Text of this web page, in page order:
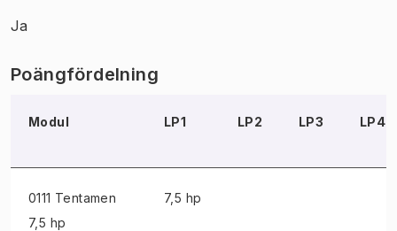
Ja
Poängfördelning
Modul LP1 LP2 LP3 LP4
0111 Tentamen
7,5 hp
7,5 hp